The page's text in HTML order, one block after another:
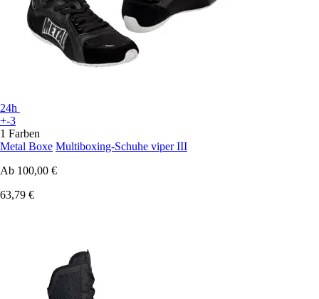
24h
+-3
1 Farben
Metal Boxe Multiboxing-Schuhe viper III
Ab 100,00 €
63,79 €